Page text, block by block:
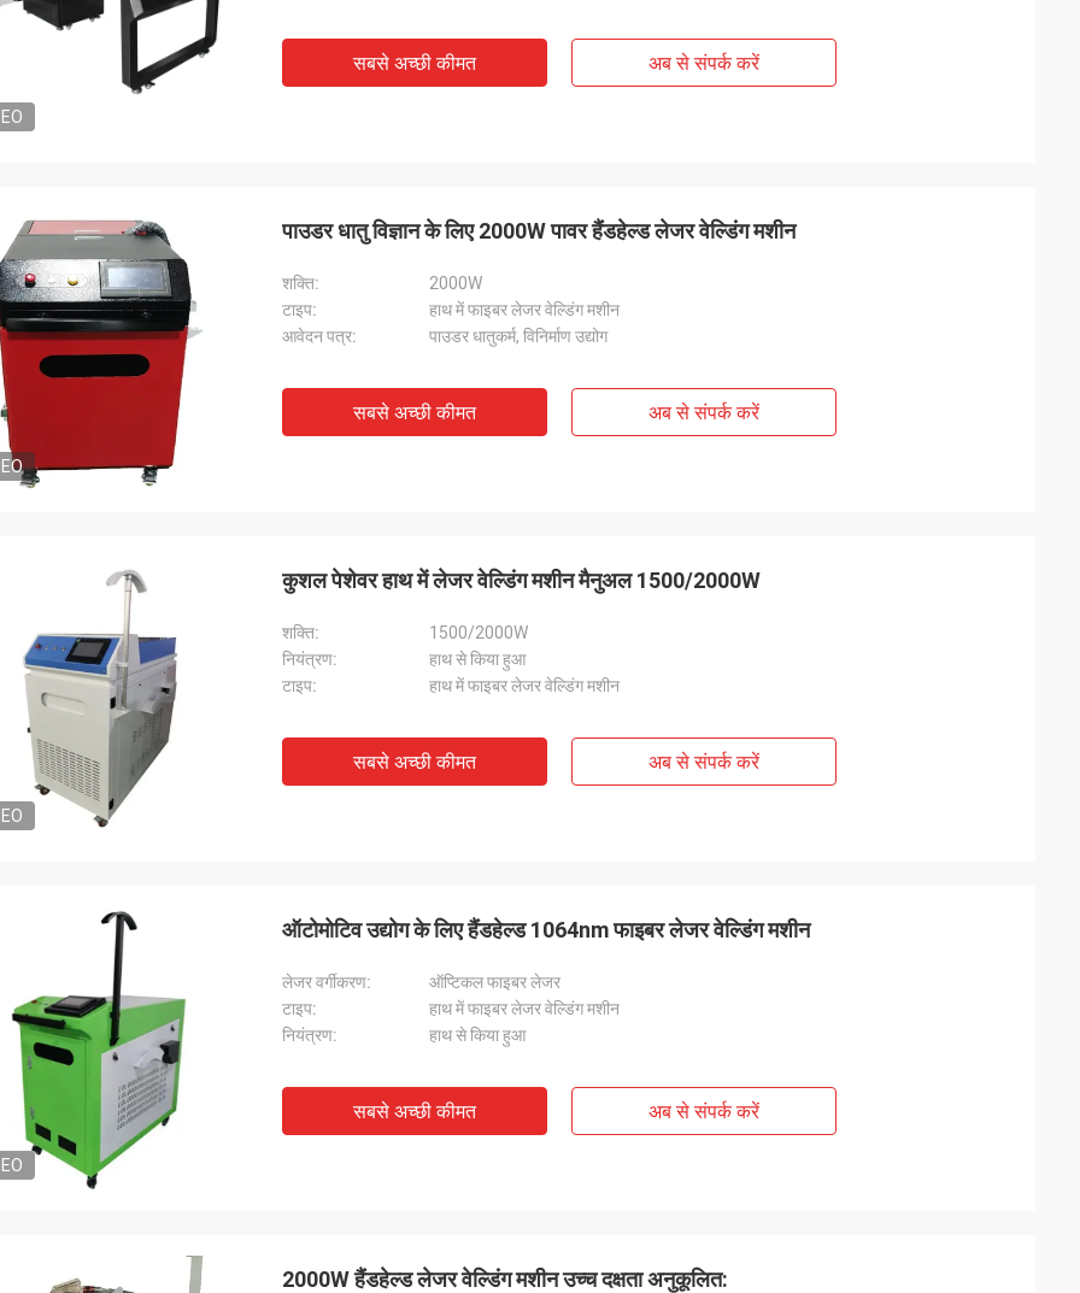
सबसे अच्छी कीमत अब से संपर्क करें
पाउडर धातु विज्ञान के लिए 2000W पावर हैंडहेल्ड लेजर वेल्डिंग मशीन
शक्ति:
2000W
टाइप:
हाथ में फाइबर लेजर वेल्डिंग मशीन
आवेदन पत्र:
पाउडर धातुकर्म, विनिर्माण उद्योग
सबसे अच्छी कीमत अब से संपर्क करें
कुशल पेशेवर हाथ में लेजर वेल्डिंग मशीन मैनुअल 1500/2000W
शक्ति:
1500/2000W
नियंत्रण:
हाथ से किया हुआ
टाइप:
हाथ में फाइबर लेजर वेल्डिंग मशीन
सबसे अच्छी कीमत अब से संपर्क करें
ऑटोमोटिव उद्योग के लिए हैंडहेल्ड 1064nm फाइबर लेजर वेल्डिंग मशीन
लेजर वर्गीकरण:
ऑप्टिकल फाइबर लेजर
टाइप:
हाथ में फाइबर लेजर वेल्डिंग मशीन
नियंत्रण:
हाथ से किया हुआ
सबसे अच्छी कीमत अब से संपर्क करें
2000W हैंडहेल्ड लेजर वेल्डिंग मशीन उच्च दक्षता अनुकूलित: